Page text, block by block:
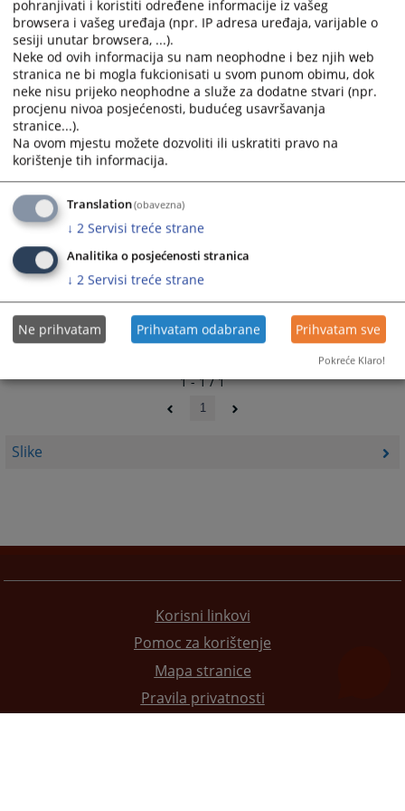
Slike
select
a
date.
Press
the
question
mark
key
get
the
keyboard
shortcuts
for
dates.
select
date.
Press
the
question
mark
keyboard
shortcuts
for
dates.
1 - 1 / 1
1
Korisni linkovi
Pomoc za korištenje
Mapa stranice
Pravila privatnosti
pohranjivati i koristiti određene informacije iz vašeg
browsera i vašeg uređaja (npr. IP adresa uređaja, varijable o
sesiji unutar browsera, ...).
Neke od ovih informacija su nam neophodne i bez njih web
stranica ne bi mogla fukcionisati u svom punom obimu, dok
neke nisu prijeko neophodne a služe za dodatne stvari (npr.
procjenu nivoa posjećenosti, budućeg usavršavanja
stranice...).
Na ovom mjestu možete dozvoliti ili uskratiti pravo na
korištenje tih informacija.
Translation(obavezna)
↓ 2 Servisi treće strane
Analitika o posjećenosti stranica
↓ 2 Servisi treće strane
Ne prihvatam Prihvatam odabrane Prihvatam sve
Pokreće Klaro!